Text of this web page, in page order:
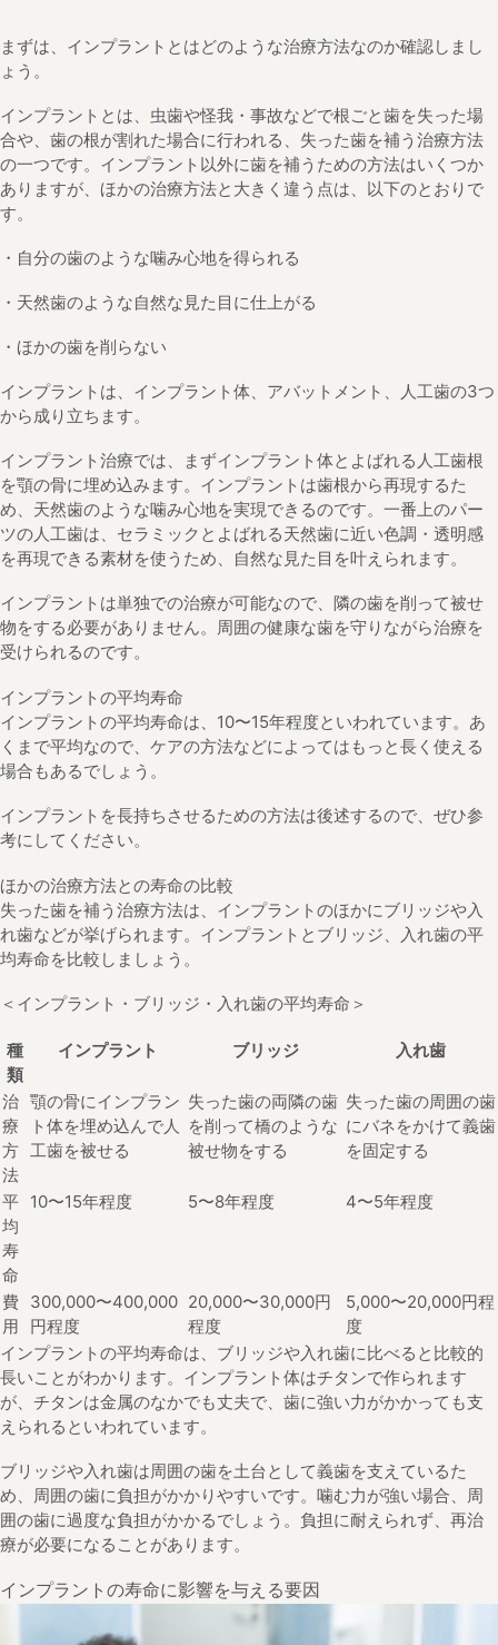
まずは、インプラントとはどのような治療方法なのか確認しまし
ょう。
インプラントとは、虫歯や怪我・事故などで根ごと歯を失った場
合や、歯の根が割れた場合に行われる、失った歯を補う治療方法
の一つです。インプラント以外に歯を補うための方法はいくつか
ありますが、ほかの治療方法と大きく違う点は、以下のとおりで
す。
・自分の歯のような噛み心地を得られる
・天然歯のような自然な見た目に仕上がる
・ほかの歯を削らない
インプラントは、インプラント体、アバットメント、人工歯の3つ
から成り立ちます。
インプラント治療では、まずインプラント体とよばれる人工歯根
を顎の骨に埋め込みます。インプラントは歯根から再現するた
め、天然歯のような噛み心地を実現できるのです。一番上のパー
ツの人工歯は、セラミックとよばれる天然歯に近い色調・透明感
を再現できる素材を使うため、自然な見た目を叶えられます。
インプラントは単独での治療が可能なので、隣の歯を削って被せ
物をする必要がありません。周囲の健康な歯を守りながら治療を
受けられるのです。
インプラントの平均寿命
インプラントの平均寿命は、10〜15年程度といわれています。あ
くまで平均なので、ケアの方法などによってはもっと長く使える
場合もあるでしょう。
インプラントを長持ちさせるための方法は後述するので、ぜひ参
考にしてください。
ほかの治療方法との寿命の比較
失った歯を補う治療方法は、インプラントのほかにブリッジや入
れ歯などが挙げられます。インプラントとブリッジ、入れ歯の平
均寿命を比較しましょう。
＜インプラント・ブリッジ・入れ歯の平均寿命＞
種
類
インプラント ブリッジ 入れ歯
治
療
方
法
顎の骨にインプラン
ト体を埋め込んで人
工歯を被せる
失った歯の両隣の歯
を削って橋のような
被せ物をする
失った歯の周囲の歯
にバネをかけて義歯
を固定する
平
均
寿
命
10〜15年程度 5〜8年程度 4〜5年程度
費
用
300,000〜400,000
円程度
20,000〜30,000円
程度
5,000〜20,000円程
度
インプラントの平均寿命は、ブリッジや入れ歯に比べると比較的
長いことがわかります。インプラント体はチタンで作られます
が、チタンは金属のなかでも丈夫で、歯に強い力がかかっても支
えられるといわれています。
ブリッジや入れ歯は周囲の歯を土台として義歯を支えているた
め、周囲の歯に負担がかかりやすいです。噛む力が強い場合、周
囲の歯に過度な負担がかかるでしょう。負担に耐えられず、再治
療が必要になることがあります。
インプラントの寿命に影響を与える要因